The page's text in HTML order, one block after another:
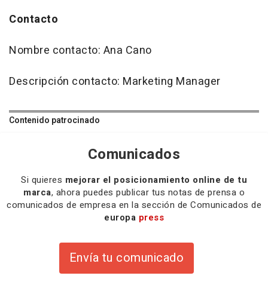
Contacto
Nombre contacto: Ana Cano
Descripción contacto: Marketing Manager
Contenido patrocinado
Comunicados
Si quieres mejorar el posicionamiento online de tu
marca, ahora puedes publicar tus notas de prensa o
comunicados de empresa en la sección de Comunicados de
europa press
Envía tu comunicado